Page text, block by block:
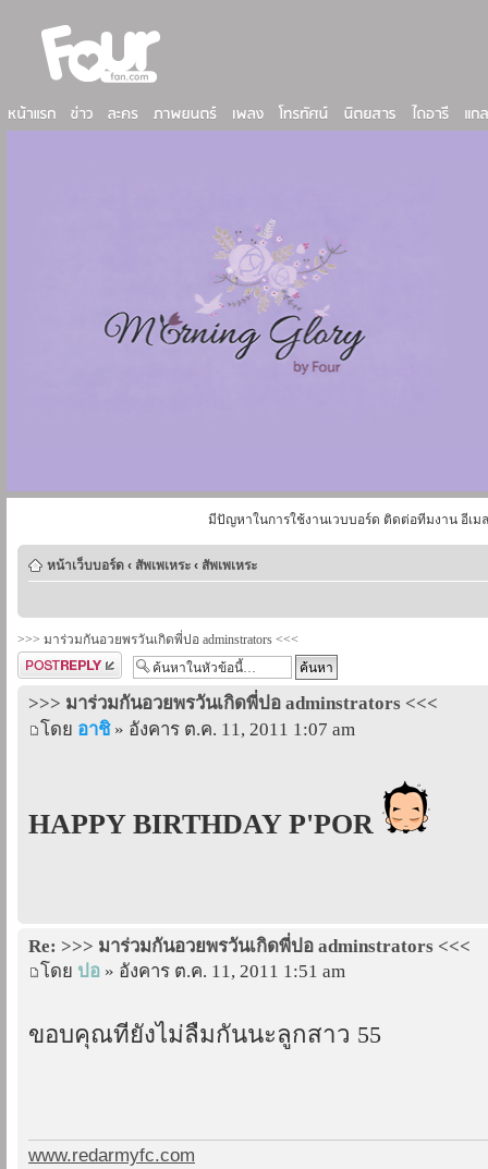
มีปัญหาในการใช้งานเวบบอร์ด ติดต่อทีมงาน อีเม
หน้าเว็บบอร์ด ‹ สัพเพเหระ ‹ สัพเพเหระ
>>> มาร่วมกันอวยพรวันเกิดพี่ปอ adminstrators <<<
ตอบกระทู้
>>> มาร่วมกันอวยพรวันเกิดพี่ปอ adminstrators <<<
โดย อาชิ» อังคาร ต.ค. 11, 2011 1:07 am
HAPPY BIRTHDAY P'POR
Re: >>> มาร่วมกันอวยพรวันเกิดพี่ปอ adminstrators <<<
โดย ปอ » อังคาร ต.ค. 11, 2011 1:51 am
ขอบคุณที่ยังไม่ลืมกันนะลูกสาว 55
www.redarmyfc.com